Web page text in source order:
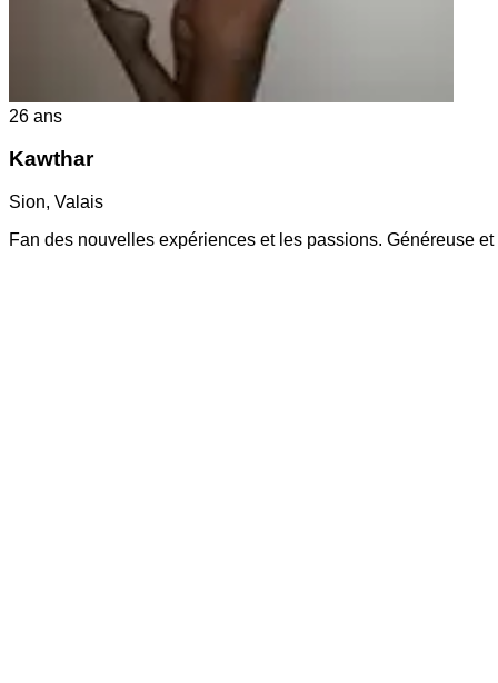
26 ans
Kawthar
Sion, Valais
Fan des nouvelles expériences et les passions. Généreuse